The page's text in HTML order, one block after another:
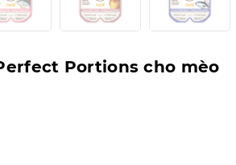
Portions cho mèo